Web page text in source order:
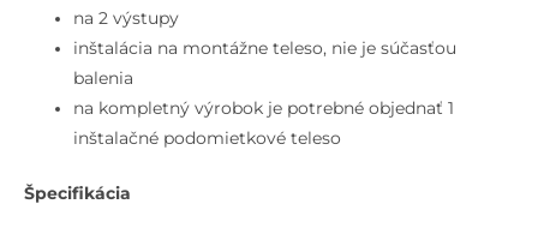
prepínačom
výstupy,
na 2 výstupy
inštalácia na montážne teleso, nie je súčasťou
balenia
na kompletný výrobok je potrebné objednať 1
inštalačné podomietkové teleso
Špecifikácia